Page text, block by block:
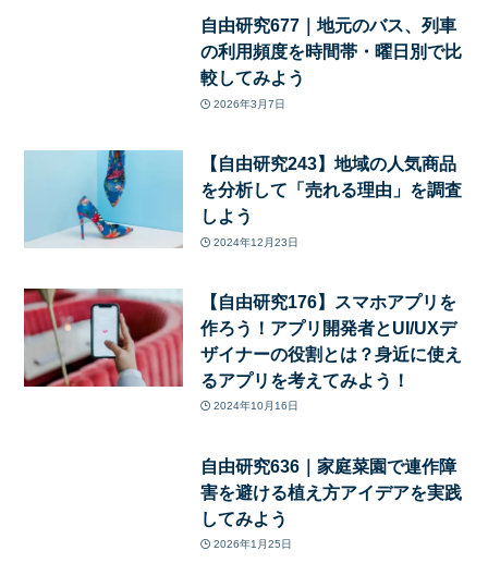
自由研究677｜地元のバス、列車
の利用頻度を時間帯・曜日別で比
較してみよう
2026年3月7日
【自由研究243】地域の人気商品
を分析して「売れる理由」を調査
しよう
2024年12月23日
【自由研究176】スマホアプリを
作ろう！アプリ開発者とUI/UXデ
ザイナーの役割とは？身近に使え
るアプリを考えてみよう！
2024年10月16日
自由研究636｜家庭菜園で連作障
害を避ける植え方アイデアを実践
してみよう
2026年1月25日